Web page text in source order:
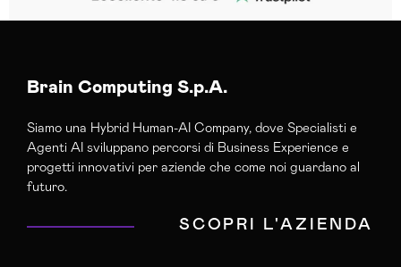
Brain Computing S.p.A.
Siamo una Hybrid Human-AI Company, dove Specialisti e
Agenti AI sviluppano percorsi di Business Experience e
progetti innovativi per aziende che come noi guardano al
futuro.
SCOPRI L'AZIENDA